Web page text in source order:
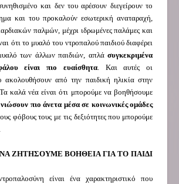
και δεν του αρέσουν διεγείρουν το
και του προκαλούν εσωτερική αναταραχή,
παλμών, μέχρι ιδρωμένες παλάμες και
ότι το μυαλό του ντροπαλού παιδιού διαφέρει
των άλλων παιδιών, απλά συγκεκριμένα
είναι πιο ευαίσθητα. Και αυτές οι
ακολουθήσουν από την παιδική ηλικία στην
καλά νέα είναι ότι μπορούμε να βοηθήσουμε
πιο άνετα μέσα σε κοινωνικές ομάδες
φόβους τους με τις δεξιότητες που μπορούμε
ΖΗΤΗΣΟΥΜΕ ΒΟΗΘΕΙΑ ΓΙΑ ΤΟ ΠΑΙΔΙ
είναι ένα χαρακτηριστικό που